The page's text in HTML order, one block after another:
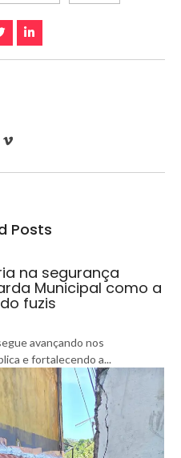
Posts
na segurança
Municipal como a
fuzis
avançando nos
e fortalecendo a...